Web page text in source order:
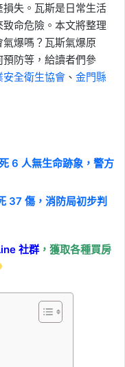
失。瓦斯是日常生活
命危險。本文將整理
爆嗎？瓦斯氣爆原
防等，給讀者們參
安全衛生協會 、 金門縣
6 人無生命跡象，警方
37 傷，消防局初步判
社群 ，獲取各種買房